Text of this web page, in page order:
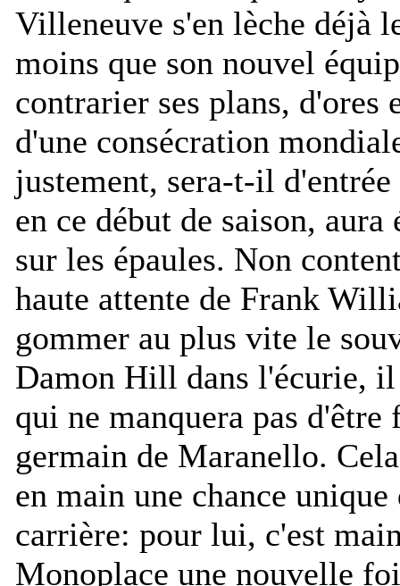
Villeneuve s'en lèche déjà
moins que son nouvel
contrarier ses plans, d'ores
d'une consécration
justement, sera-t-il
en ce début de saison,
sur les épaules. Non
haute attente de Frank
gommer au plus vite le
Damon Hill dans l'écurie,
qui ne manquera pas
germain de Maranello.
en main une chance
carrière: pour lui, c'est
Monoplace une nouvelle